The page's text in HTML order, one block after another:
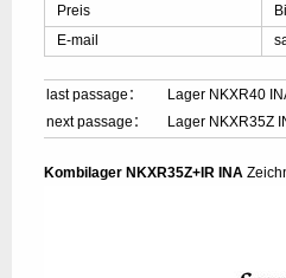
Preis
E-mail
last passage：
Lager NKXR40
next passage：
Lager NKXR35Z
Kombilager NKXR35Z+IR INA